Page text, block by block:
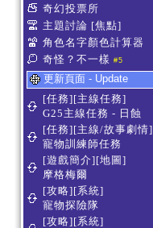
奇幻投票所
主題討論 [焦點]
角色名字顏色計算器
奇怪？不一樣 #5
更新頁面 - Update
[任務][主線任務]
G25主線任務 - 日蝕
[任務][主線/故事劇情]
寵物訓練師任務
[遊戲簡介][地圖]
摩格梅爾
[攻略][系統]
寵物探險隊
[攻略][系統]